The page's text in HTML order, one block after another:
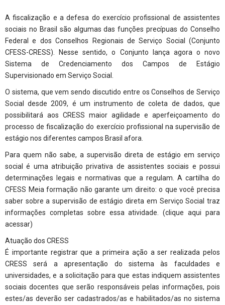
A fiscalização e a defesa do exercício profissional de assistentes
sociais no Brasil são algumas das funções precípuas do Conselho
Federal e dos Conselhos Regionais de Serviço Social (Conjunto
CFESS-CRESS). Nesse sentido, o Conjunto lança agora o novo
Sistema de Credenciamento dos Campos de Estágio
Supervisionado em Serviço Social.
O sistema, que vem sendo discutido entre os Conselhos de Serviço
Social desde 2009, é um instrumento de coleta de dados, que
possibilitará aos CRESS maior agilidade e aperfeiçoamento do
processo de fiscalização do exercício profissional na supervisão de
estágio nos diferentes campos Brasil afora.
Para quem não sabe, a supervisão direta de estágio em serviço
social é uma atribuição privativa de assistentes sociais e possui
determinações legais e normativas que a regulam. A cartilha do
CFESS Meia formação não garante um direito: o que você precisa
saber sobre a supervisão de estágio direta em Serviço Social traz
informações completas sobre essa atividade. (clique aqui para
acessar)
Atuação dos CRESS
É importante registrar que a primeira ação a ser realizada pelos
CRESS será a apresentação do sistema às faculdades e
universidades, e a solicitação para que estas indiquem assistentes
sociais docentes que serão responsáveis pelas informações, pois
estes/as deverão ser cadastrados/as e habilitados/as no sistema